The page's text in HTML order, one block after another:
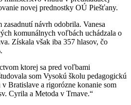
novej prednostky OÚ Piešťany.
návrh odobrila. Vanesa
komunálnych voľbách uchádzala o
Získala však iba 357 hlasov, čo
ktorej sa pred voľbami
som Vysokú školu pedagogickú
Bratislave a rigorózne konanie som
Cyrila a Metoda v Trnave.“